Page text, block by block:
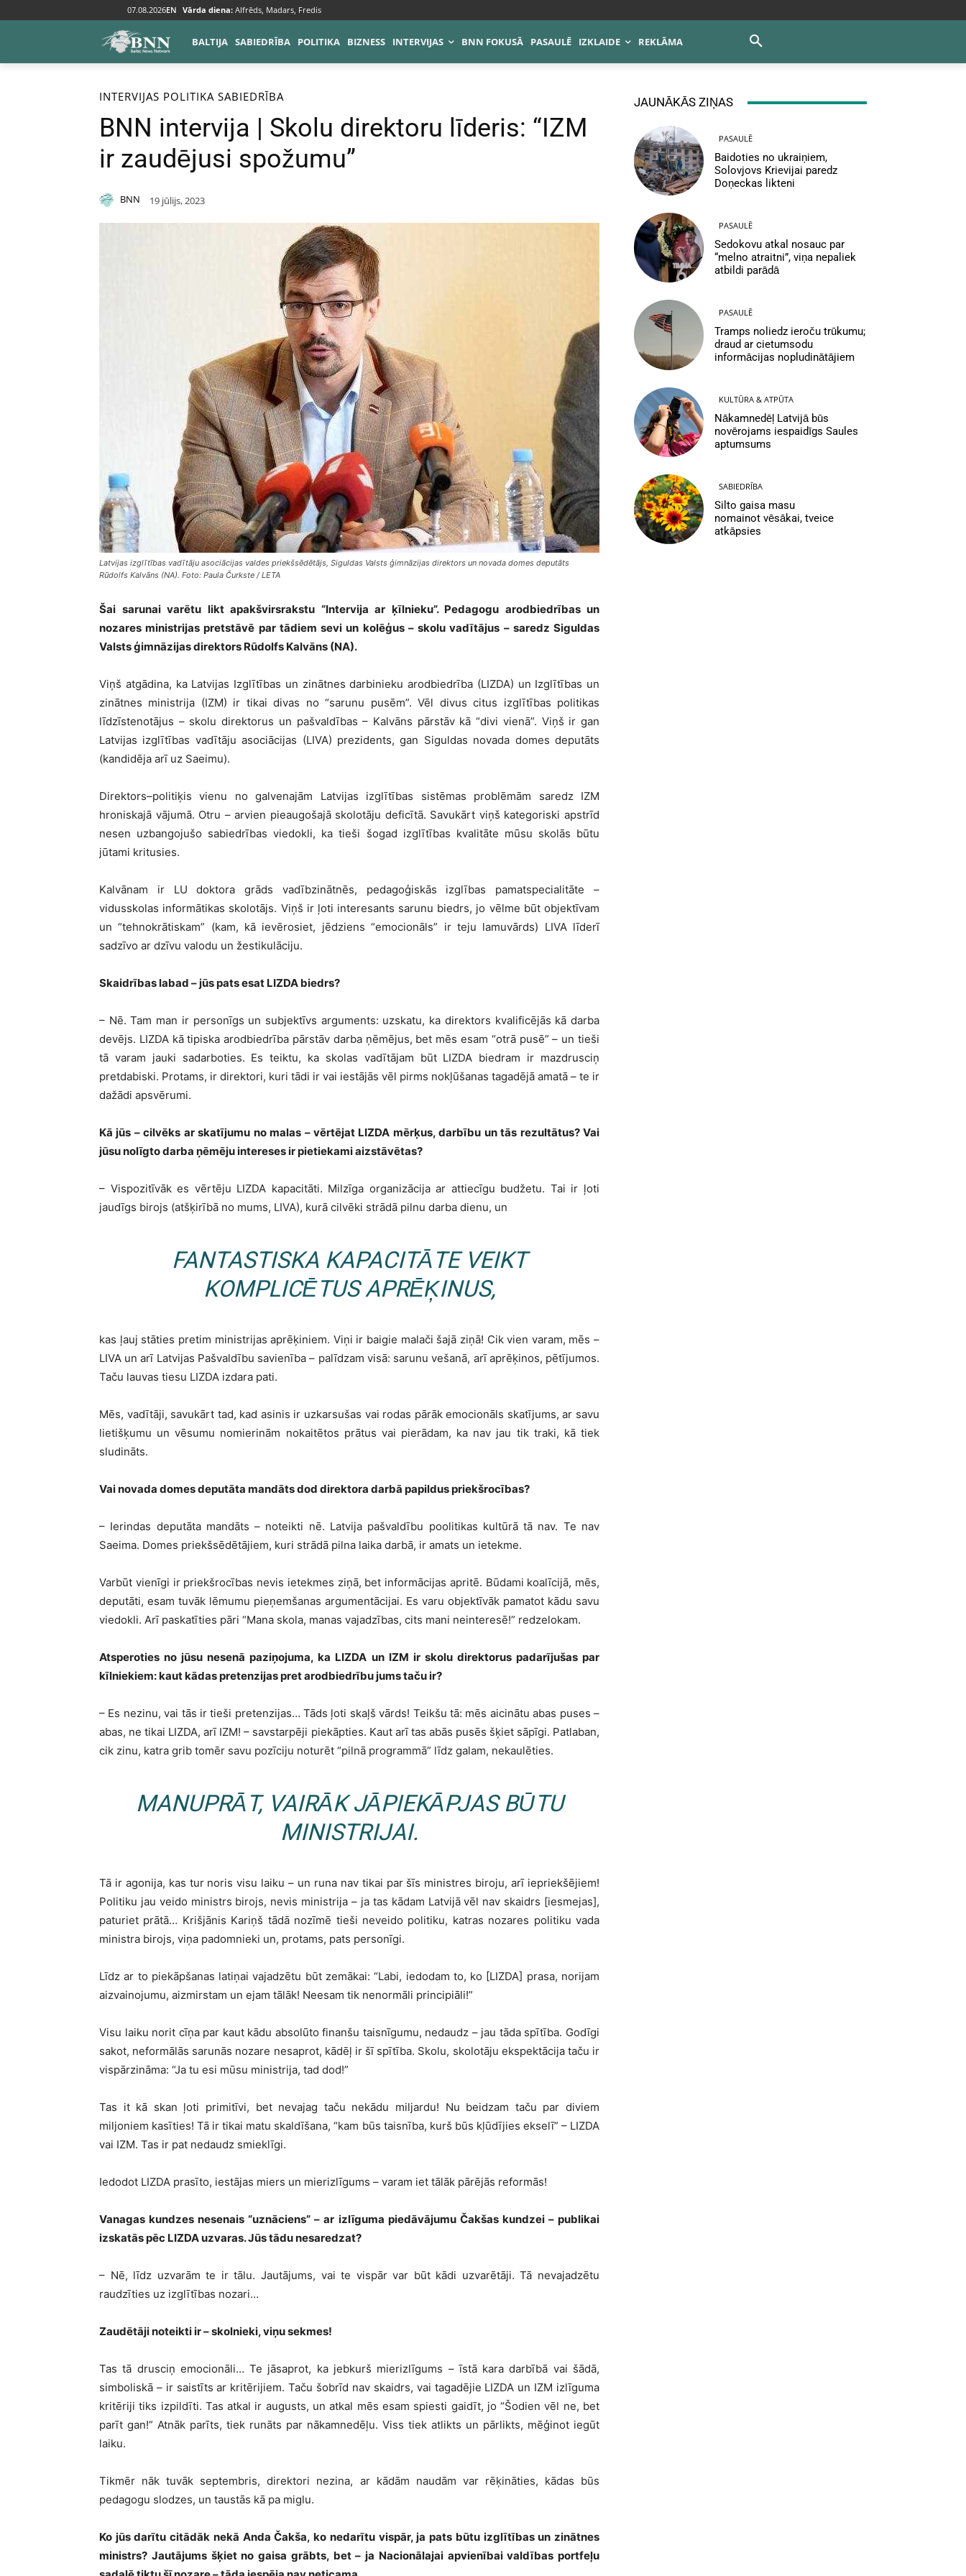
07.08.2026EN Vārda diena: Alfrēds, Madars, Fredis
BALTIJA SABIEDRĪBA POLITIKA BIZNESS INTERVIJAS BNN FOKUSĀ PASAULĒ IZKLAIDE REKLĀMA
Sākums Intervijas
INTERVIJAS POLITIKA SABIEDRĪBA
BNN intervija | Skolu direktoru līderis: “IZM
ir zaudējusi spožumu”
BNN 19 jūlijs, 2023
Latvijas izglītības vadītāju asociācijas valdes priekšsēdētājs, Siguldas Valsts ģimnāzijas direktors un novada domes deputāts
Rūdolfs Kalvāns (NA). Foto: Paula Čurkste / LETA
Šai sarunai varētu likt apakšvirsrakstu “Intervija ar ķīlnieku”. Pedagogu arodbiedrības un
nozares ministrijas pretstāvē par tādiem sevi un kolēģus – skolu vadītājus – saredz Siguldas
Valsts ģimnāzijas direktors Rūdolfs Kalvāns (NA).
Viņš atgādina, ka Latvijas Izglītības un zinātnes darbinieku arodbiedrība (LIZDA) un Izglītības un
zinātnes ministrija (IZM) ir tikai divas no “sarunu pusēm”. Vēl divus citus izglītības politikas
līdzīstenotājus – skolu direktorus un pašvaldības – Kalvāns pārstāv kā “divi vienā”. Viņš ir gan
Latvijas izglītības vadītāju asociācijas (LIVA) prezidents, gan Siguldas novada domes deputāts
(kandidēja arī uz Saeimu).
Direktors–politiķis vienu no galvenajām Latvijas izglītības sistēmas problēmām saredz IZM
hroniskajā vājumā. Otru – arvien pieaugošajā skolotāju deficītā. Savukārt viņš kategoriski apstrīd
nesen uzbangojušo sabiedrības viedokli, ka tieši šogad izglītības kvalitāte mūsu skolās būtu
jūtami kritusies.
Kalvānam ir LU doktora grāds vadībzinātnēs, pedagoģiskās izglības pamatspecialitāte –
vidusskolas informātikas skolotājs. Viņš ir ļoti interesants sarunu biedrs, jo vēlme būt objektīvam
un “tehnokrātiskam” (kam, kā ievērosiet, jēdziens “emocionāls” ir teju lamuvārds) LIVA līderī
sadzīvo ar dzīvu valodu un žestikulāciju.
Skaidrības labad – jūs pats esat LIZDA biedrs?
– Nē. Tam man ir personīgs un subjektīvs arguments: uzskatu, ka direktors kvalificējās kā darba
devējs. LIZDA kā tipiska arodbiedrība pārstāv darba ņēmējus, bet mēs esam “otrā pusē” – un tieši
tā varam jauki sadarboties. Es teiktu, ka skolas vadītājam būt LIZDA biedram ir mazdrusciņ
pretdabiski. Protams, ir direktori, kuri tādi ir vai iestājās vēl pirms nokļūšanas tagadējā amatā – te ir
dažādi apsvērumi.
Kā jūs – cilvēks ar skatījumu no malas – vērtējat LIZDA mērķus, darbību un tās rezultātus? Vai
jūsu nolīgto darba ņēmēju intereses ir pietiekami aizstāvētas?
– Vispozitīvāk es vērtēju LIZDA kapacitāti. Milzīga organizācija ar attiecīgu budžetu. Tai ir ļoti
jaudīgs birojs (atšķirībā no mums, LIVA), kurā cilvēki strādā pilnu darba dienu, un
FANTASTISKA KAPACITĀTE VEIKT
KOMPLICĒTUS APRĒĶINUS,
kas ļauj stāties pretim ministrijas aprēķiniem. Viņi ir baigie malači šajā ziņā! Cik vien varam, mēs –
LIVA un arī Latvijas Pašvaldību savienība – palīdzam visā: sarunu vešanā, arī aprēķinos, pētījumos.
Taču lauvas tiesu LIZDA izdara pati.
Mēs, vadītāji, savukārt tad, kad asinis ir uzkarsušas vai rodas pārāk emocionāls skatījums, ar savu
lietišķumu un vēsumu nomierinām nokaitētos prātus vai pierādam, ka nav jau tik traki, kā tiek
sludināts.
Vai novada domes deputāta mandāts dod direktora darbā papildus priekšrocības?
– Ierindas deputāta mandāts – noteikti nē. Latvija pašvaldību poolitikas kultūrā tā nav. Te nav
Saeima. Domes priekšsēdētājiem, kuri strādā pilna laika darbā, ir amats un ietekme.
Varbūt vienīgi ir priekšrocības nevis ietekmes ziņā, bet informācijas apritē. Būdami koalīcijā, mēs,
deputāti, esam tuvāk lēmumu pieņemšanas argumentācijai. Es varu objektīvāk pamatot kādu savu
viedokli. Arī paskatīties pāri “Mana skola, manas vajadzības, cits mani neinteresē!” redzelokam.
Atsperoties no jūsu nesenā paziņojuma, ka LIZDA un IZM ir skolu direktorus padarījušas par
kīlniekiem: kaut kādas pretenzijas pret arodbiedrību jums taču ir?
– Es nezinu, vai tās ir tieši pretenzijas… Tāds ļoti skaļš vārds! Teikšu tā: mēs aicinātu abas puses –
abas, ne tikai LIZDA, arī IZM! – savstarpēji piekāpties. Kaut arī tas abās pusēs šķiet sāpīgi. Patlaban,
cik zinu, katra grib tomēr savu pozīciju noturēt “pilnā programmā” līdz galam, nekaulēties.
MANUPRĀT, VAIRĀK JĀPIEKĀPJAS BŪTU
MINISTRIJAI.
Tā ir agonija, kas tur noris visu laiku – un runa nav tikai par šīs ministres biroju, arī iepriekšējiem!
Politiku jau veido ministrs birojs, nevis ministrija – ja tas kādam Latvijā vēl nav skaidrs [iesmejas],
paturiet prātā… Krišjānis Kariņš tādā nozīmē tieši neveido politiku, katras nozares politiku vada
ministra birojs, viņa padomnieki un, protams, pats personīgi.
Līdz ar to piekāpšanas latiņai vajadzētu būt zemākai: “Labi, iedodam to, ko [LIZDA] prasa, norijam
aizvainojumu, aizmirstam un ejam tālāk! Neesam tik nenormāli principiāli!”
Visu laiku norit cīņa par kaut kādu absolūto finanšu taisnīgumu, nedaudz – jau tāda spītība. Godīgi
sakot, neformālās sarunās nozare nesaprot, kādēļ ir šī spītība. Skolu, skolotāju ekspektācija taču ir
vispārzināma: “Ja tu esi mūsu ministrija, tad dod!”
Tas it kā skan ļoti primitīvi, bet nevajag taču nekādu miljardu! Nu beidzam taču par diviem
miljoniem kasīties! Tā ir tikai matu skaldīšana, “kam būs taisnība, kurš būs kļūdījies ekselī” – LIZDA
vai IZM. Tas ir pat nedaudz smieklīgi.
Iedodot LIZDA prasīto, iestājas miers un mierizlīgums – varam iet tālāk pārējās reformās!
Vanagas kundzes nesenais “uznāciens” – ar izlīguma piedāvājumu Čakšas kundzei – publikai
izskatās pēc LIZDA uzvaras. Jūs tādu nesaredzat?
– Nē, līdz uzvarām te ir tālu. Jautājums, vai te vispār var būt kādi uzvarētāji. Tā nevajadzētu
raudzīties uz izglītības nozari…
Zaudētāji noteikti ir – skolnieki, viņu sekmes!
Tas tā drusciņ emocionāli… Te jāsaprot, ka jebkurš mierizlīgums – īstā kara darbībā vai šādā,
simboliskā – ir saistīts ar kritērijiem. Taču šobrīd nav skaidrs, vai tagadējie LIZDA un IZM izlīguma
kritēriji tiks izpildīti. Tas atkal ir augusts, un atkal mēs esam spiesti gaidīt, jo “Šodien vēl ne, bet
parīt gan!” Atnāk parīts, tiek runāts par nākamnedēļu. Viss tiek atlikts un pārlikts, mēģinot iegūt
laiku.
Tikmēr nāk tuvāk septembris, direktori nezina, ar kādām naudām var rēķināties, kādas būs
pedagogu slodzes, un taustās kā pa miglu.
Ko jūs darītu citādāk nekā Anda Čakša, ko nedarītu vispār, ja pats būtu izglītības un zinātnes
ministrs? Jautājums šķiet no gaisa grābts, bet – ja Nacionālajai apvienībai valdības portfeļu
JAUNĀKĀS ZIŅAS
PASAULĒ
Baidoties no ukraiņiem,
Solovjovs Krievijai paredz
Doņeckas likteni
PASAULĒ
Sedokovu atkal nosauc par
“melno atraitni”, viņa nepaliek
atbildi parādā
PASAULĒ
Tramps noliedz ieroču trūkumu;
draud ar cietumsodu
informācijas nopludinātājiem
KULTŪRA & ATPŪTA
Nākamnedēļ Latvijā būs
novērojams iespaidīgs Saules
aptumsums
SABIEDRĪBA
Silto gaisa masu
nomainot vēsākai, tveice
atkāpsies